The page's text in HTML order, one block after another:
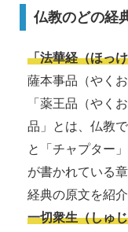
仏教のどの経
「法華経（ほっ
薩本事品（やく
「薬王品（やく
品」とは、仏教
と「チャプター
が書かれている
経典の原文を紹介
一切衆生（しゅ